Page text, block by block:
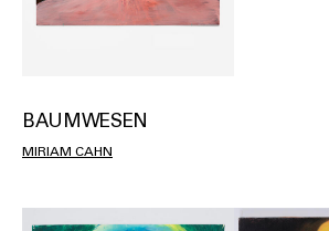
BAUMWESEN
MIRIAM CAHN